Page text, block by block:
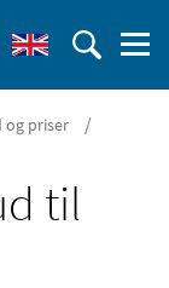
og priser /
til